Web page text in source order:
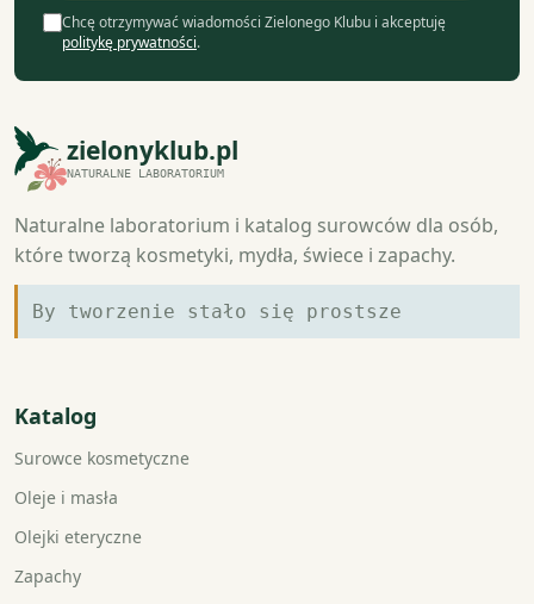
Chcę otrzymywać wiadomości Zielonego Klubu i akceptuję
politykę prywatności.
zielonyklub.pl
NATURALNE LABORATORIUM
Naturalne laboratorium i katalog surowców dla osób,
które tworzą kosmetyki, mydła, świece i zapachy.
By tworzenie stało się prostsze
Katalog
Surowce kosmetyczne
Oleje i masła
Olejki eteryczne
Zapachy